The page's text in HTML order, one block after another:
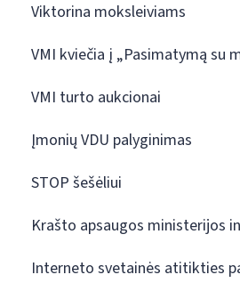
Viktorina moksleiviams
VMI kviečia į „Pasimatymą su
VMI turto aukcionai
Įmonių VDU palyginimas
STOP šešėliui
Krašto apsaugos ministerijos
Interneto svetainės atitikties